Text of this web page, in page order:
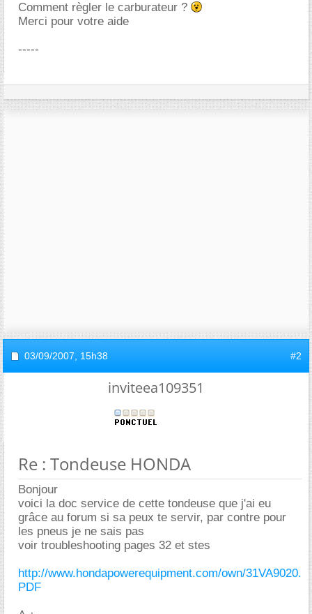
Comment règler le carburateur ?
Merci pour votre aide
-----
03/09/2007, 15h38 #2
inviteea109351
Re : Tondeuse HONDA
Bonjour
voici la doc service de cette tondeuse que j'ai eu
grâce au forum si sa peux te servir, par contre pour
les pneus je ne sais pas
voir troubleshooting pages 32 et stes
http://www.hondapowerequipment.com/own/31VA9020.
PDF